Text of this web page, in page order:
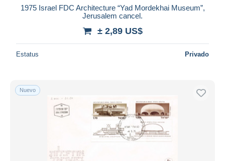
1975 Israel FDC Architecture “Yad Mordekhai Museum”,
Jerusalem cancel.
± 2,89 US$
Estatus Privado
Nuevo